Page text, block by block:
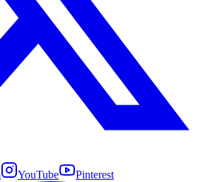
YouTube Pinterest